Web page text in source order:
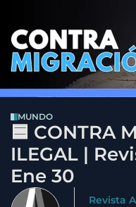
MUNDO
🟦 CONTRA
ILEGAL |
Ene 30
Revista